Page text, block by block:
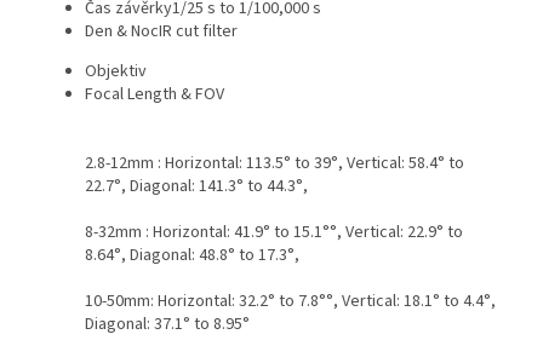
Čas závěrky1/25 s to 1/100,000 s
Den & NocIR cut filter
Objektiv
Focal Length & FOV
2.8-12mm : Horizontal: 113.5° to 39°, Vertical: 58.4° to
22.7°, Diagonal: 141.3° to 44.3°,
8-32mm : Horizontal: 41.9° to 15.1°°, Vertical: 22.9° to
8.64°, Diagonal: 48.8° to 17.3°,
10-50mm: Horizontal: 32.2° to 7.8°°, Vertical: 18.1° to 4.4°,
Diagonal: 37.1° to 8.95°